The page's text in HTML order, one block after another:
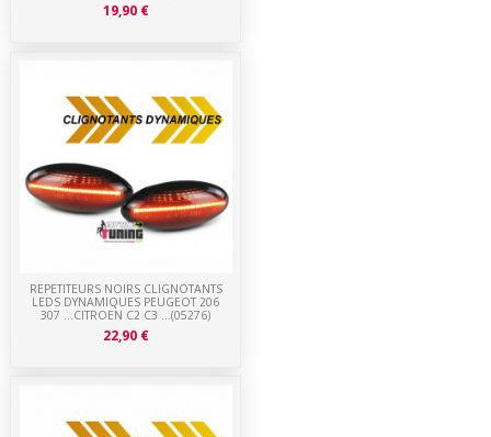
REPETITEURS NOIRS CLIGNOTANTS
LEDS DYNAMIQUES PEUGEOT 206
307 ...CITROEN C2 C3 ...(05276)
22,90 €
19,90 €